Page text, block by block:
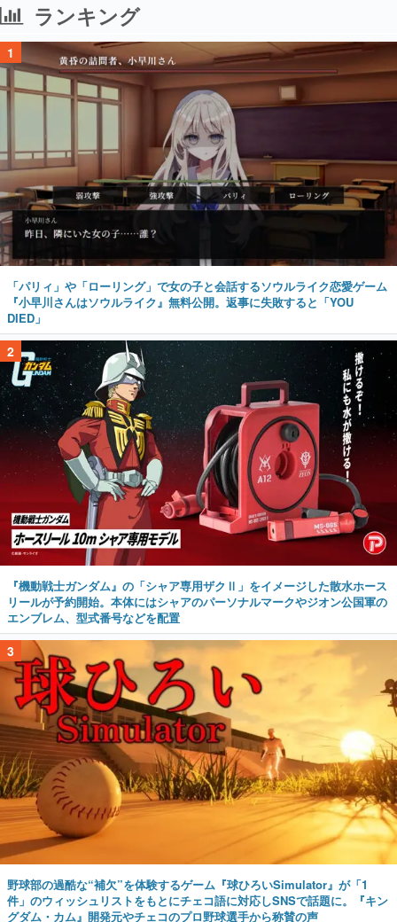
ランキング
1
「パリィ」や「ローリング」で女の子と会話するソウルライク恋愛ゲーム
『小早川さんはソウルライク』無料公開。返事に失敗すると「YOU
DIED」
2
『機動戦士ガンダム』の「シャア専用ザクⅡ」をイメージした散水ホース
リールが予約開始。本体にはシャアのパーソナルマークやジオン公国軍の
エンブレム、型式番号などを配置
3
野球部の過酷な“補欠”を体験するゲーム『球ひろいSimulator』が「1
件」のウィッシュリストをもとにチェコ語に対応しSNSで話題に。『キン
グダム・カム』開発元やチェコのプロ野球選手から称賛の声